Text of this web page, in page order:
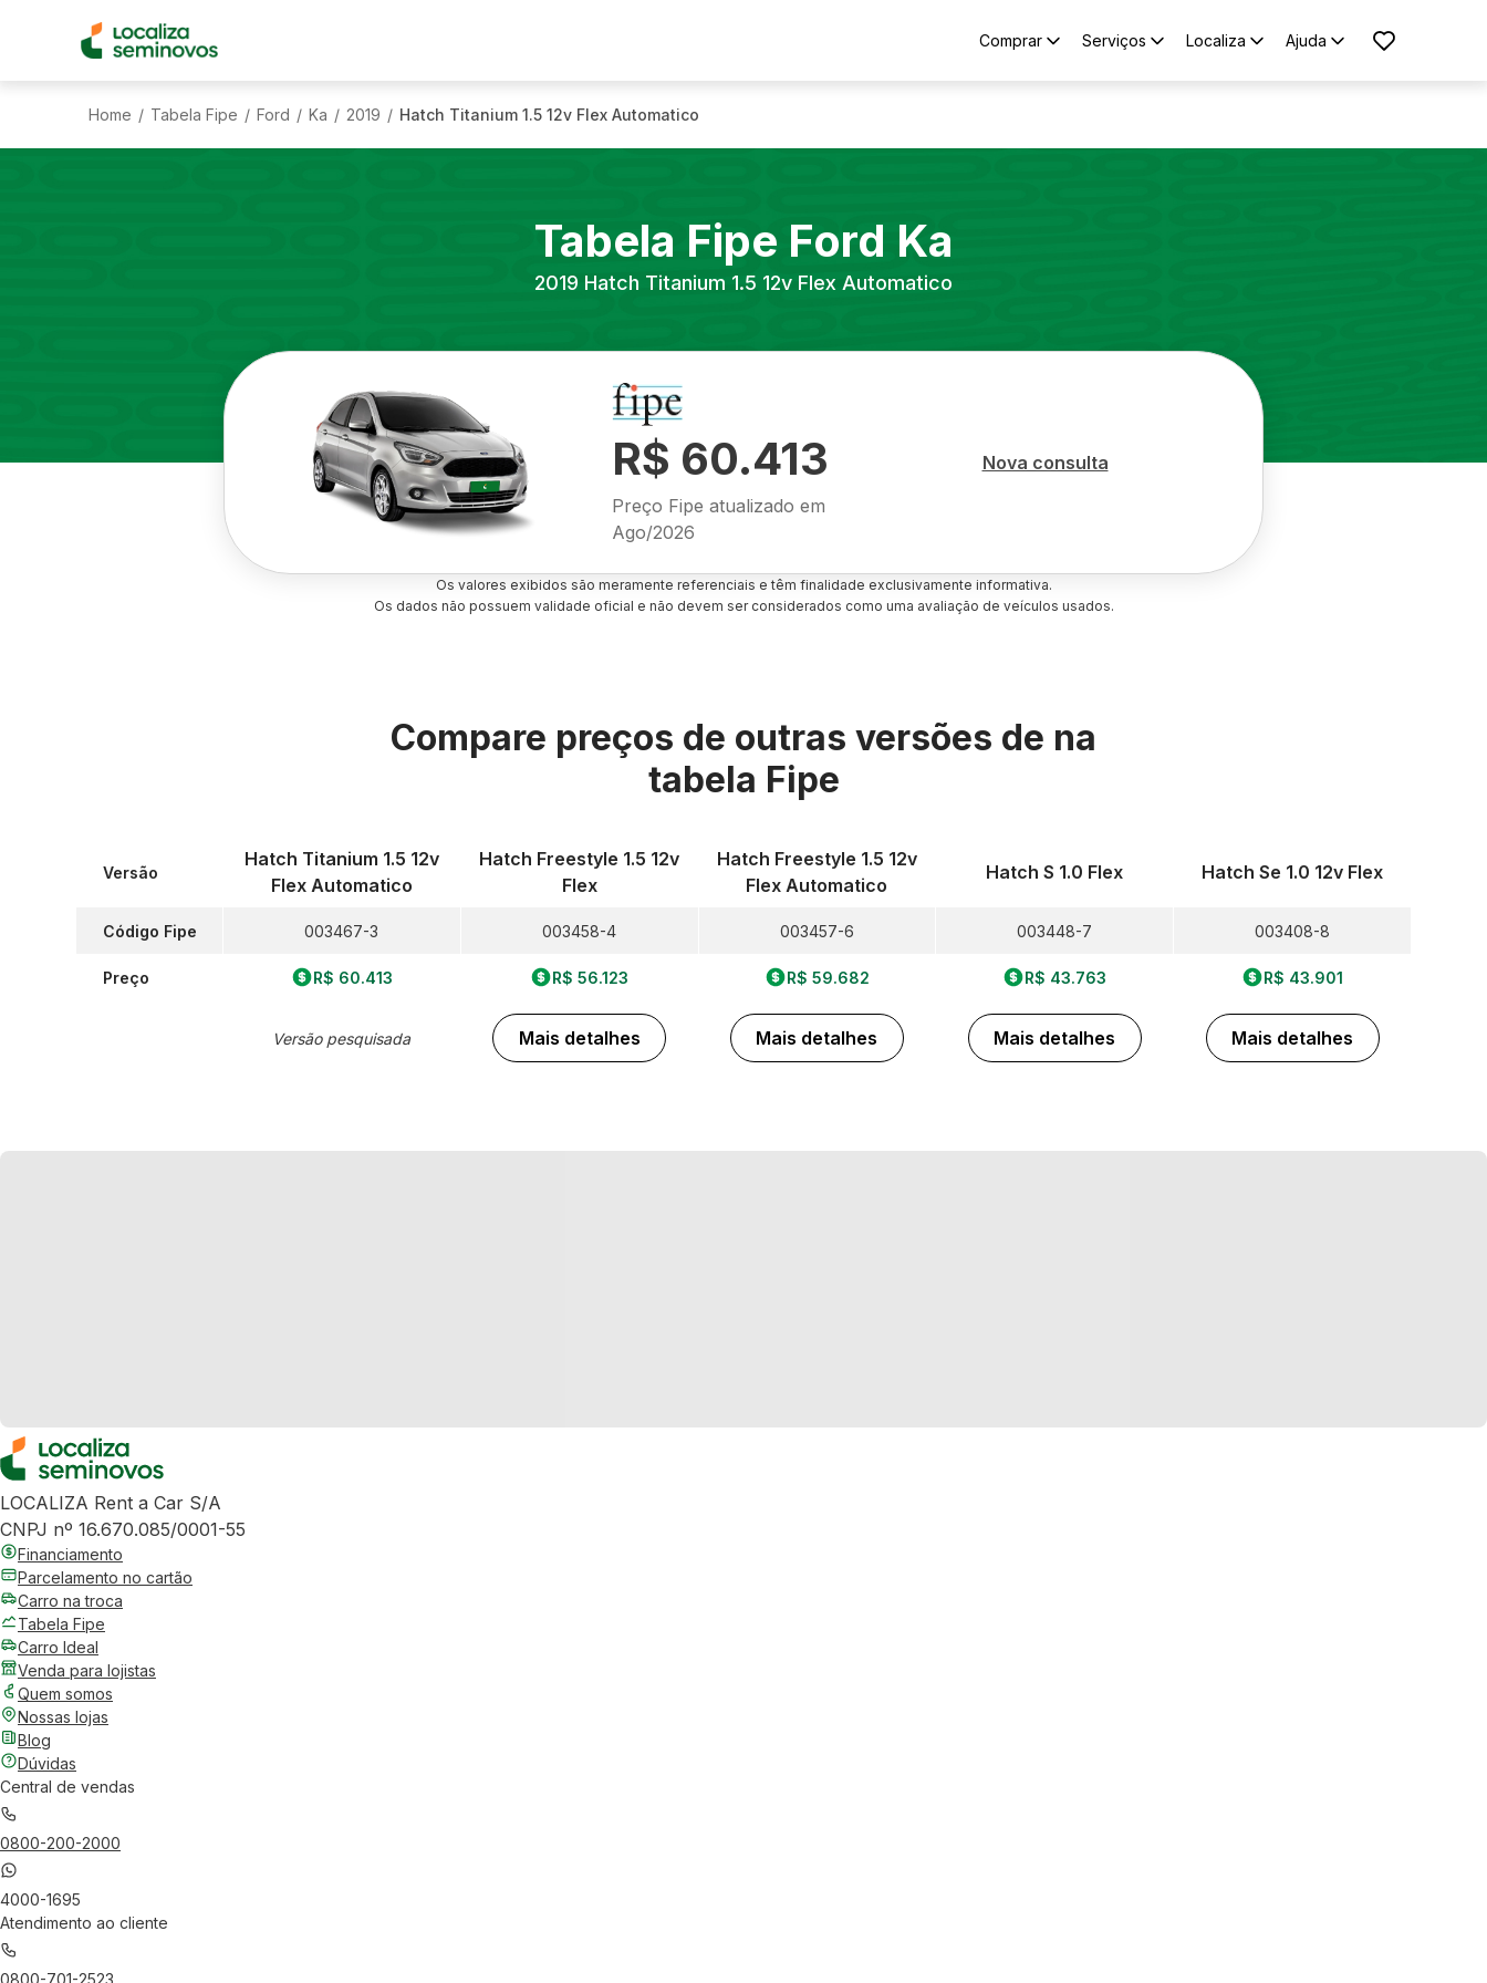
Comprar Serviços Localiza Ajuda
Home / Tabela Fipe / Ford / Ka / 2019 / Hatch Titanium 1.5 12v Flex Automatico
Tabela Fipe Ford Ka
2019 Hatch Titanium 1.5 12v Flex Automatico
R$ 60.413
Preço Fipe atualizado em
Ago/2026
Nova consulta
Os valores exibidos são meramente referenciais e têm finalidade exclusivamente informativa.
Os dados não possuem validade oficial e não devem ser considerados como uma avaliação de veículos usados.
Compare preços de outras versões de na
tabela Fipe
Versão
Código Fipe
Preço
Hatch Titanium 1.5 12v
Flex Automatico
003467-3
R$ 60.413
Versão pesquisada
Hatch Freestyle 1.5 12v
Flex
003458-4
R$ 56.123
Mais detalhes
Hatch Freestyle 1.5 12v
Flex Automatico
003457-6
R$ 59.682
Mais detalhes
Hatch S 1.0 Flex
003448-7
R$ 43.763
Mais detalhes
Hatch Se 1.0 12v Flex
003408-8
R$ 43.901
Mais detalhes
LOCALIZA Rent a Car S/A
CNPJ nº 16.670.085/0001-55
Financiamento
Parcelamento no cartão
Carro na troca
Tabela Fipe
Carro Ideal
Venda para lojistas
Quem somos
Nossas lojas
Blog
Dúvidas
Central de vendas
0800-200-2000
4000-1695
Atendimento ao cliente
0800-701-2523